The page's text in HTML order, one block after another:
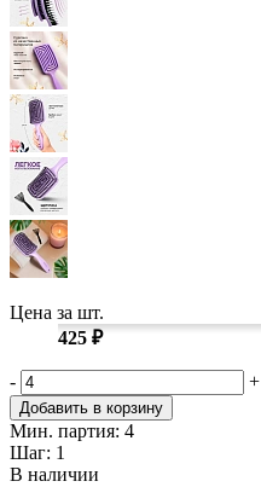
Цена за шт.
425 ₽
- +
Добавить в корзину
Мин. партия: 4
Шаг: 1
В наличии